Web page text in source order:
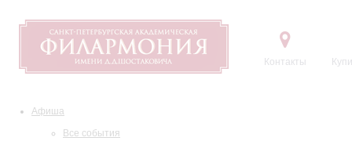
Контакты
Афиша
Все события